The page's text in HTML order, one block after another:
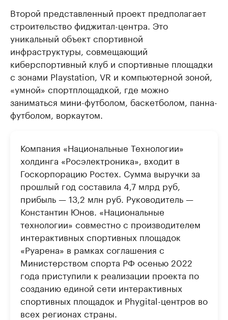
Второй представленный проект предполагает
строительство фиджитал-центра. Это
уникальный объект спортивной
инфраструктуры, совмещающий
киберспортивный клуб и спортивные площадки
с зонами Playstation, VR и компьютерной зоной,
«умной» спортплощадкой, где можно
заниматься мини-футболом, баскетболом, панна-
футболом, воркаутом.
Компания «Национальные Технологии»
холдинга «Росэлектроника», входит в
Госкорпорацию Ростех. Сумма выручки за
прошлый год составила 4,7 млрд руб,
прибыль — 13,2 млн руб. Руководитель —
Константин Юнов. «Национальные
технологии» совместно с производителем
интерактивных спортивных площадок
«Руарена» в рамках соглашения с
Министерством спорта РФ осенью 2022
года приступили к реализации проекта по
созданию единой сети интерактивных
спортивных площадок и Phygital-центров во
всех регионах страны.